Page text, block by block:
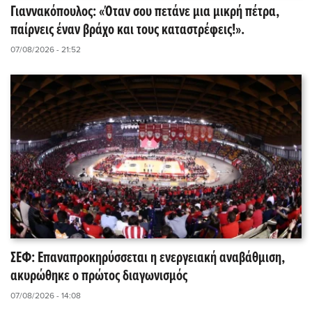
Γιαννακόπουλος: «Όταν σου πετάνε μια μικρή πέτρα,
παίρνεις έναν βράχο και τους καταστρέφεις!».
07/08/2026 - 21:52
ΣΕΦ: Επαναπροκηρύσσεται η ενεργειακή αναβάθμιση,
ακυρώθηκε ο πρώτος διαγωνισμός
07/08/2026 - 14:08